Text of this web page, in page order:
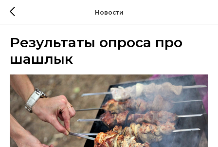
Новости
Результаты опроса про
шашлык